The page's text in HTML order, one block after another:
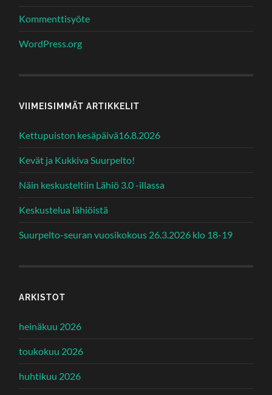
Kommenttisyöte
WordPress.org
VIIMEISIMMÄT ARTIKKELIT
Kettupuiston kesäpäivä16.8.2026
Kevät ja Kukkiva Suurpelto!
Näin keskusteltiin Lähiö 3.0 -illassa
Keskustelua lähiöistä
Suurpelto-seuran vuosikokous 26.3.2026 klo 18-19
ARKISTOT
heinäkuu 2026
toukokuu 2026
huhtikuu 2026